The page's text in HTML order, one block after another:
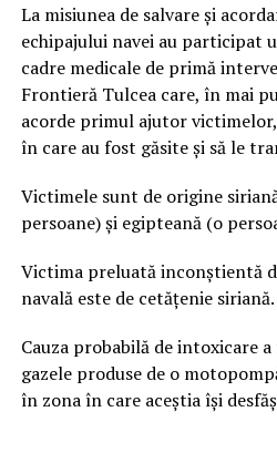
La misiunea de salvare și
echipajului navei au participat
cadre medicale de primă
Frontieră Tulcea care, în mai
acorde primul ajutor
în care au fost găsite și să le
Victimele sunt de origine
persoane) și egipteană (o
Victima preluată inconștientă
navală este de cetățenie siriană.
Cauza probabilă de intoxicare
gazele produse de o
în zona în care aceștia își